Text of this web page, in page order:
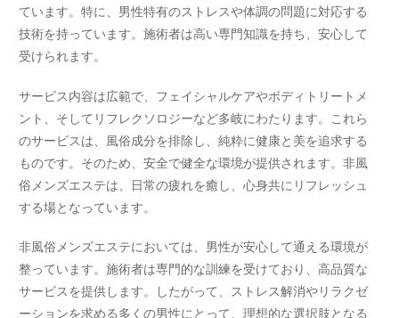
ています。特に、男性特有のストレスや体調の問題に対応する
技術を持っています。施術者は高い専門知識を持ち、安心して
受けられます。
サービス内容は広範で、フェイシャルケアやボディトリートメ
ント、そしてリフレクソロジーなど多岐にわたります。これら
のサービスは、風俗成分を排除し、純粋に健康と美を追求する
ものです。そのため、安全で健全な環境が提供されます。非風
俗メンズエステは、日常の疲れを癒し、心身共にリフレッシュ
する場となっています。
非風俗メンズエステにおいては、男性が安心して通える環境が
整っています。施術者は専門的な訓練を受けており、高品質な
サービスを提供します。したがって、ストレス解消やリラクゼ
ーションを求める多くの男性にとって、理想的な選択肢となる